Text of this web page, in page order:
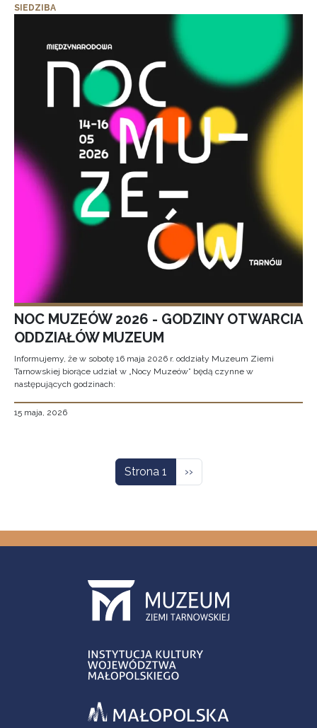
SIEDZIBA
NOC MUZEÓW 2026 - GODZINY OTWARCIA
ODDZIAŁÓW MUZEUM
Informujemy, że w sobotę 16 maja 2026 r. oddziały Muzeum Ziemi
Tarnowskiej biorące udział w „Nocy Muzeów” będą czynne w
następujących godzinach:
15 maja, 2026
Strona 1 Następna strona
››